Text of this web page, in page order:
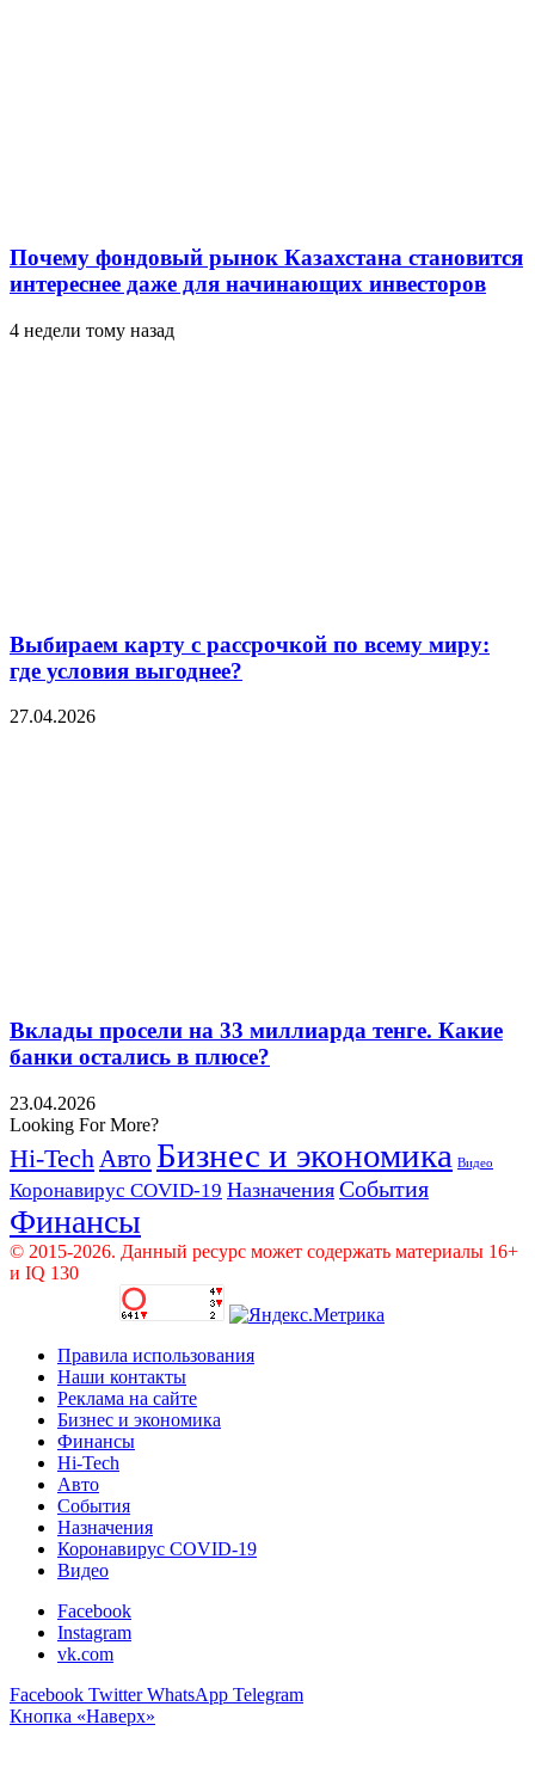
Почему фондовый рынок Казахстана становится
интереснее даже для начинающих инвесторов
4 недели тому назад
Выбираем карту с рассрочкой по всему миру:
где условия выгоднее?
27.04.2026
Вклады просели на 33 миллиарда тенге. Какие
банки остались в плюсе?
23.04.2026
Looking For More?
Hi-Tech Авто Бизнес и экономика Видео
Коронавирус COVID-19 Назначения События
Финансы
© 2015-2026. Данный ресурс может содержать материалы 16+
и IQ 130
Правила использования
Наши контакты
Реклама на сайте
Бизнес и экономика
Финансы
Hi-Tech
Авто
События
Назначения
Коронавирус COVID-19
Видео
Facebook
Instagram
vk.com
Facebook Twitter WhatsApp Telegram
Кнопка «Наверх»